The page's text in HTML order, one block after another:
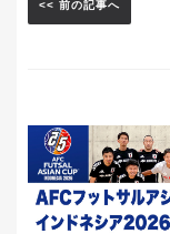
<< 前の記事へ